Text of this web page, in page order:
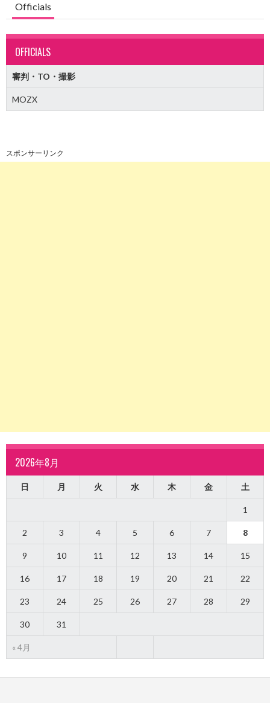
Officials
OFFICIALS
審判・TO・撮影
MOZX
スポンサーリンク
2026年8月
日 月 火 水 木 金 土
« 4月
1
2 3 4 5 6 7 8
9 10 11 12 13 14 15
16 17 18 19 20 21 22
23 24 25 26 27 28 29
30 31